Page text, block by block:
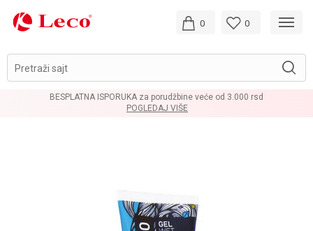
Pretraži sajt
0 0
BESPLATNA ISPORUKA za porudžbine veće od 3.000 rsd
POGLEDAJ VIŠE